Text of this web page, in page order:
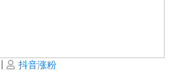
| Posted
抖音涨粉